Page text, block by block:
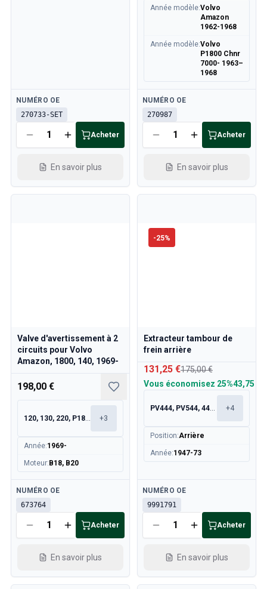
Disponible
NUMÉRO OE
270733-SET
Acheter
En savoir plus
Année modèle:Volvo
Amazon
1962-1968
Année modèle:Volvo
P1800 Chnr
7000- 1963–
1968
Disponible
NUMÉRO OE
270987
Acheter
En savoir plus
Valve d'avertissement à 2
circuits pour Volvo
Amazon, 1800, 140, 1969-
198,00 €
120, 130, 220, P1800 +3
Année:1969-
Moteur: B18, B20
Disponible
NUMÉRO OE
673764
Acheter
En savoir plus
-25%
Extracteur tambour de
frein arrière
131,25 €175,00 €
Vous économisez 25%43,75 €
PV444, PV544, 445, 210 +4
Position:Arrière
Année:1947-73
Disponible
NUMÉRO OE
9991791
Acheter
En savoir plus